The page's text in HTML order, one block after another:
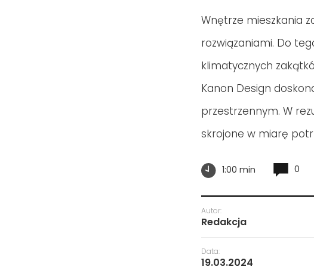
Wnętrze mieszkania
rozwiązaniami. Do
klimatycznych
Kanon Design
przestrzennym. W
skrojone w miarę
1:00 min 0
Autor:
Redakcja
Data:
19.03.2024